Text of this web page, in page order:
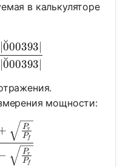
в калькуляторе
= \frac{1 +
∣0
˘00393∣
∣0
˘00393∣
мощности:
= \frac{1 +
Pf
Pr
Pf
Pr